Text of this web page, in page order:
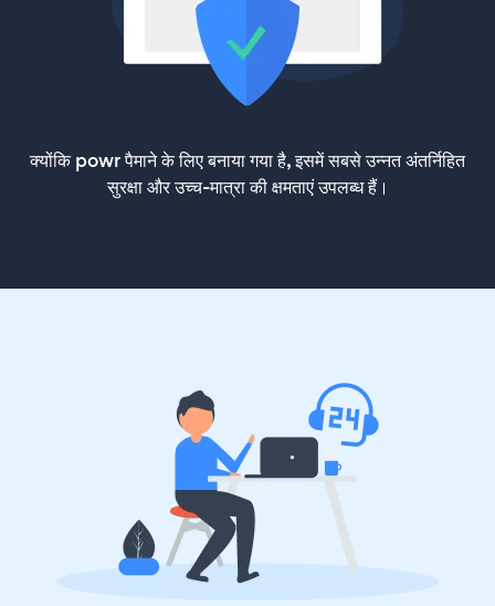
क्योंकि powr पैमाने के लिए बनाया गया है, इसमें सबसे उन्नत अंतर्निहित
सुरक्षा और उच्च-मात्रा की क्षमताएं उपलब्ध हैं।